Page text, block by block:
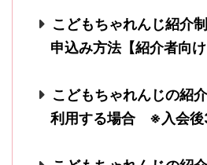
こどもちゃれんじ紹介
申込み方法【紹介者向け
こどもちゃれんじの紹
利用する場合 ※入会後